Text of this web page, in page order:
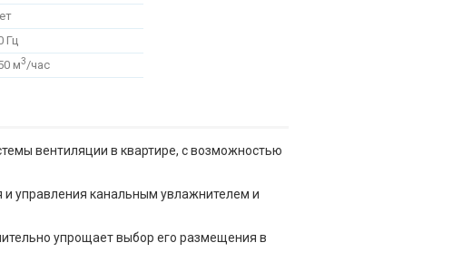
Гц
м3/час
вентиляции в квартире, с возможностью
управления канальным увлажнителем и
упрощает выбор его размещения в